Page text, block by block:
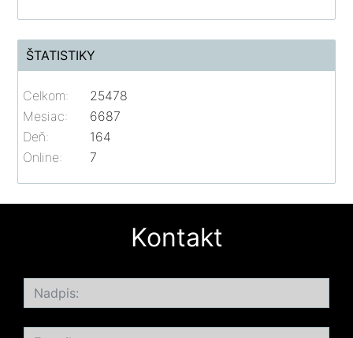
ŠTATISTIKY
Online: 7
Celkom:
25478
Mesiac:
6687
Deň:
164
Kontakt